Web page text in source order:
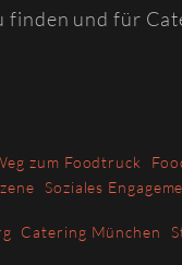
finden und für
zum Foodtruck
Soziales
Catering München